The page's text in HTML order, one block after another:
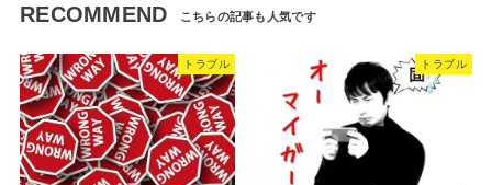
RECOMMEND
トラブル トラブル